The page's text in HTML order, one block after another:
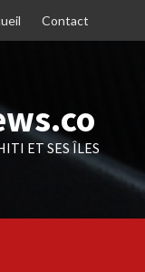
Contact
ET SES ÎLES